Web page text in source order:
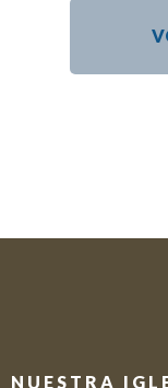
NUESTRA